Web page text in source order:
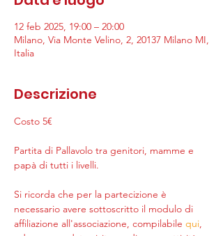
12 feb 2025, 19:00 – 20:00
Milano, Via Monte Velino, 2, 20137 Milano MI,
Italia
Descrizione
Costo 5€
Partita di Pallavolo tra genitori, mamme e
papà di tutti i livelli.
Si ricorda che per la partecizione è
necessario avere sottoscritto il modulo di
affiliazione all'associazione, compilabile qui,